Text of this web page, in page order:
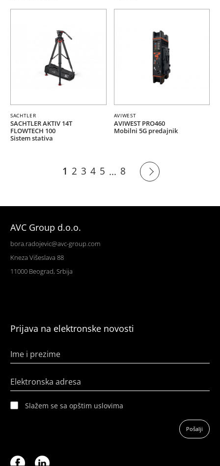
SACHTLER
SACHTLER AKTIV 14T
FLOWTECH 100
Sistem stativa
AVIWEST
AVIWEST PRO460
Mobilni 5G predajnik
1 2 3 4 5 ... 8
AVC Group d.o.o.
bora.radojevic@avc-group.com
Kneza Višeslava 88
11000 Beograd, Srbija
Prijava na elektronske novosti
Ime i prezime
Elektronska adresa
Slažem se sa opštim uslovima
Pošalji